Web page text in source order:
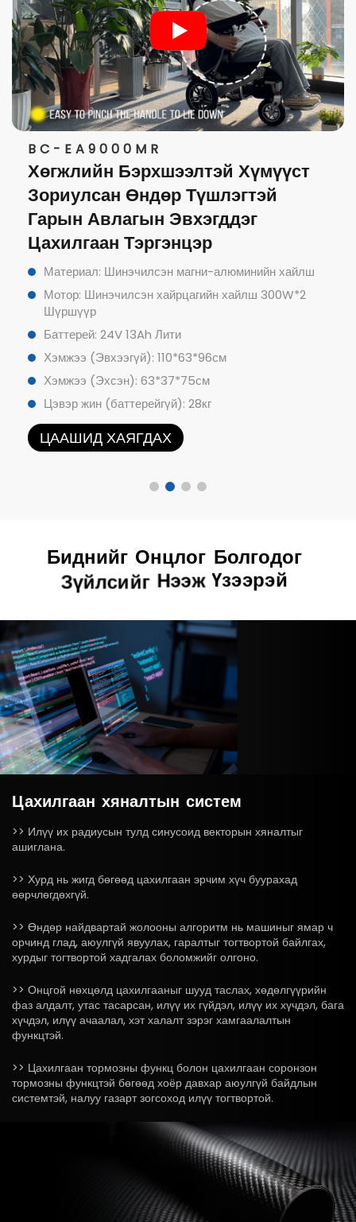
BC-EA9000MR
Хөгжлийн Бэрхшээлтэй Хүмүүст
Зориулсан Өндөр Түшлэгтэй
Гарын Авлагын Эвхэгддэг
Цахилгаан Тэргэнцэр
Материал: Шинэчилсэн магни-алюминийн хайлш
Мотор: Шинэчилсэн хайрцагийн хайлш 300W*2
Шүршүүр
Баттерей: 24V 13Ah Лити
Хэмжээ (Эвхээгүй): 110*63*96см
Хэмжээ (Эхсэн): 63*37*75см
Цэвэр жин (баттерейгүй): 28кг
ЦААШИД ХАЯГДАХ
Биднийг Онцлог Болгодог
Зүйлсийг Нээж Үзээрэй
Цахилгаан хяналтын систем
>> Илүү их радиусын тулд синусоид векторын хяналтыг
ашиглана.
>> Хурд нь жигд бөгөөд цахилгаан эрчим хүч буурахад
өөрчлөгдөхгүй.
>> Өндөр найдвартай жолооны алгоритм нь машиныг ямар ч
орчинд глад, аюулгүй явуулах, гаралтыг тогтвортой байлгах,
хурдыг тогтвортой хадгалах боломжийг олгоно.
>> Онцгой нөхцөлд цахилгааныг шууд таслах, хөдөлгүүрийн
фаз алдалт, утас тасарсан, илүү их гүйдэл, илүү их хүчдэл, бага
хүчдэл, илүү ачаалал, хэт халалт зэрэг хамгаалалтын
функцтэй.
>> Цахилгаан тормозны функц болон цахилгаан соронзон
тормозны функцтэй бөгөөд хоёр давхар аюулгүй байдлын
системтэй, налуу газарт зогсоход илүү тогтвортой.